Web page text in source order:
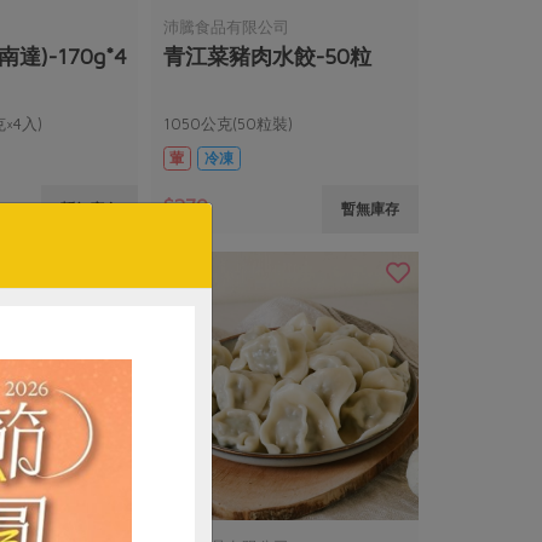
達)-170g*4
入)
暫無庫存
沛騰食品有限公司
青江菜豬肉水餃-50粒
1050公克(50粒裝)
葷
冷凍
$270 暫無庫存